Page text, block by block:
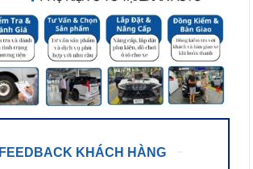
FEEDBACK KHÁCH HÀNG